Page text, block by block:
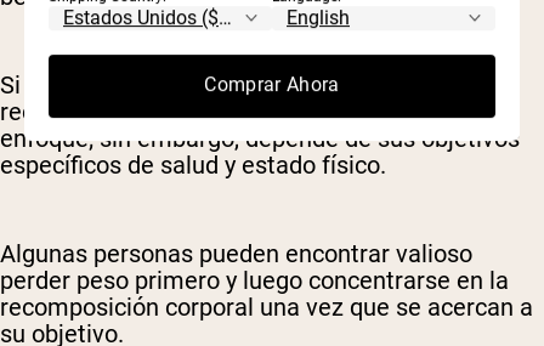
Si busca mejorar su salud y apariencia física, la
recomposición corporal puede ser un mejor
enfoque; sin embargo, depende de sus objetivos
específicos de salud y estado físico.
Algunas personas pueden encontrar valioso
perder peso primero y luego concentrarse en la
recomposición corporal una vez que se acercan a
su objetivo.
Comprar Ahora